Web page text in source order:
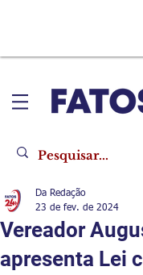
Vereador
apresenta Lei
Da Redação
23 de fev. de 2024